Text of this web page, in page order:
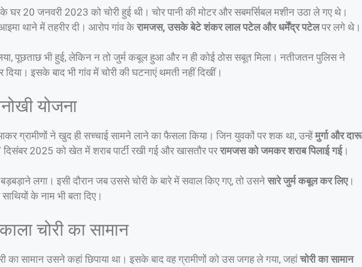
घर 20 जनवरी 2023 को चोरी हुई थी। चोर पानी की मोटर और सबमर्सिबल मशीन उठा ले गए थे।
थाने में तहरीर दी। आरोप गांव के रामजस, उसके बेटे शंकर लाल पटेल और धर्मेंद्र पटेलपर लगे थे।
पूछताछ भी हुई, लेकिन न तो जुर्म कबूल हुआ और न ही कोई ठोस सबूत मिला। नतीजतन पुलिस ने
इसके बाद भी गांव में चोरी की घटनाएं थमती नहीं दिखीं।
योजना
आकर ग्रामीणों ने खुद ही सच्चाई सामने लाने का फैसला किया। जिन युवकों पर शक था, उन्हेंमुर्गा और दारू
2025 को खेत में शराब पार्टी रखी गई और खासतौर पररामजस को जमकर शराब पिलाई गई।
लगा। इसी दौरान जब उससे चोरी के बारे में सवाल किए गए, तो उसने सारे जुर्म कबूल कर लिए।
के नाम भी बता दिए।
चोरी का सामान
का सामान उसने कहां छिपाया था। इसके बाद वह ग्रामीणों को उस जगह ले गया, जहां चोरी का सामान